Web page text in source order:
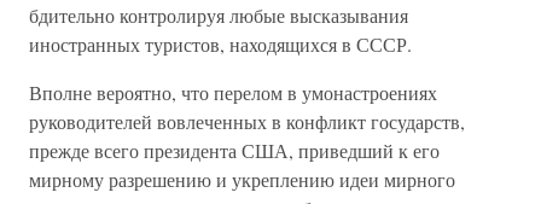
бдительно контролируя любые высказывания
иностранных туристов, находящихся в СССР.
Вполне вероятно, что перелом в умонастроениях
руководителей вовлеченных в конфликт государств,
прежде всего президента США, приведший к его
мирному разрешению и укреплению идеи мирного